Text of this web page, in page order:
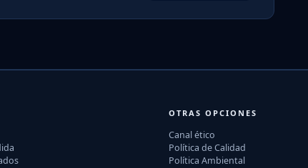
OTRAS OPCIONES
Canal ético
Política de Calidad
Política Ambiental